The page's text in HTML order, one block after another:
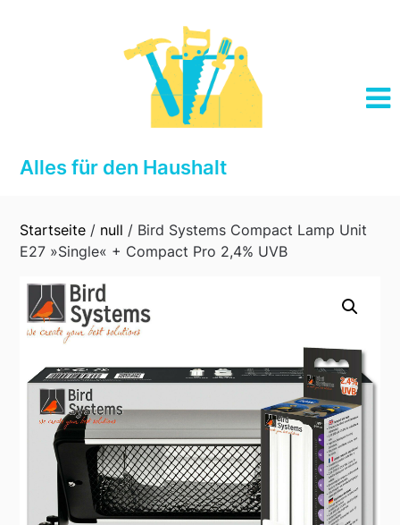
Alles für den Haushalt
Startseite / null / Bird Systems Compact Lamp Unit
E27 »Single« + Compact Pro 2,4% UVB